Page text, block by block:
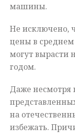
машины.
Не исключено,
цены в среднем
могут вырасти
годом.
Даже несмотря
на
избежать.